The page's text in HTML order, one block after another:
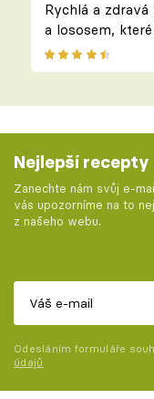
Rychlá a
a lososem,
Nejlepší
Zanechte nám svůj e-
vás upozorníme na to
z našeho webu.
Odesláním formuláře
údajů